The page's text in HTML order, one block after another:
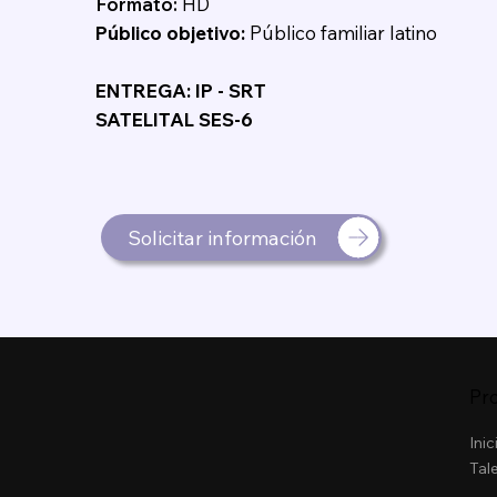
Público objetivo:Público familiar latino
ENTREGA: IP - SRT
SATELITAL SES-6
Solicitar información